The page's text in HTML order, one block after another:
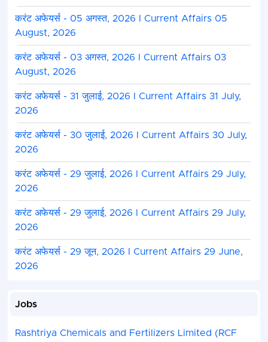
करंट अफेयर्स - 05 अगस्त, 2026 I Current Affairs 05
August, 2026
करंट अफेयर्स - 03 अगस्त, 2026 I Current Affairs 03
August, 2026
करंट अफेयर्स - 31 जुलाई, 2026 I Current Affairs 31 July,
2026
करंट अफेयर्स - 30 जुलाई, 2026 I Current Affairs 30 July,
2026
करंट अफेयर्स - 29 जुलाई, 2026 I Current Affairs 29 July,
2026
करंट अफेयर्स - 29 जुलाई, 2026 I Current Affairs 29 July,
2026
करंट अफेयर्स - 29 जून, 2026 I Current Affairs 29 June,
2026
Jobs
Rashtriya Chemicals and Fertilizers Limited (RCF